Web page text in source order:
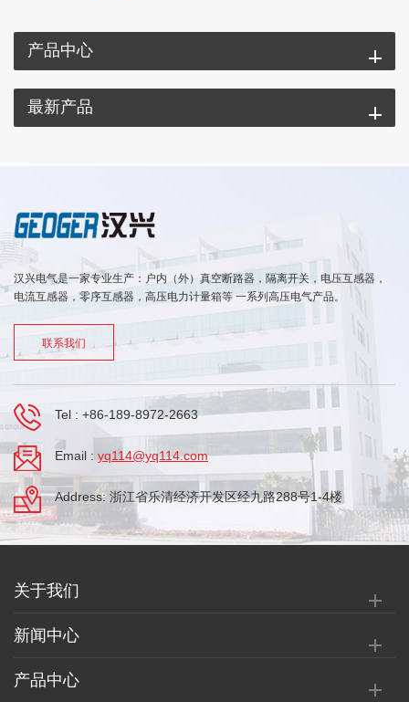
产品中心
最新产品
汉兴电气是一家专业生产：户内（外）真空断路器，隔离开关，电压互感器，
电流互感器，零序互感器，高压电力计量箱等 一系列高压电气产品。
联系我们
Tel : +86-189-8972-2663
Email : yq114@yq114.com
Address: 浙江省乐清经济开发区经九路288号1-4楼
关于我们
新闻中心
产品中心